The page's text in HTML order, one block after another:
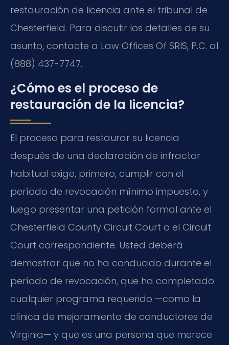
restauración de licencia ante el tribunal de
Chesterfield. Para discutir los detalles de su
asunto, contacte a Law Offices Of SRIS, P.C. al
(888) 437-7747.
¿Cómo es el proceso de
restauración de la licencia?
El proceso para restaurar su licencia
después de una declaración de infractor
habitual exige, primero, cumplir con el
período de revocación mínimo impuesto, y
luego presentar una petición formal ante el
Chesterfield County Circuit Court o el Circuit
Court correspondiente. Usted deberá
demostrar que no ha conducido durante el
período de revocación, que ha completado
cualquier programa requerido —como la
clínica de mejoramiento de conductores de
Virginia— y que es una persona que merece